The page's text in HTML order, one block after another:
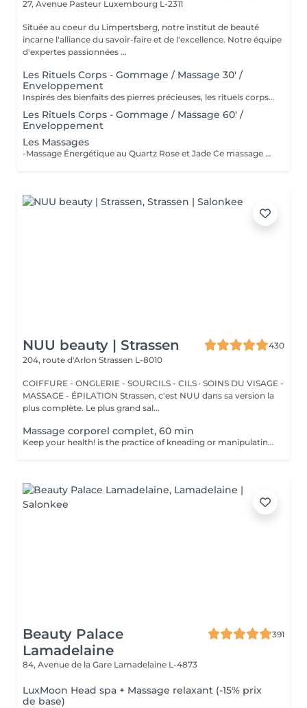
27, Avenue Pasteur Luxembourg L-2311
Située au coeur du Limpertsberg, notre institut de beauté
incarne l'alliance du savoir-faire et de l'excellence. Notre équipe
d'expertes passionnées ...
Les Rituels Corps - Gommage / Massage 30' /
Enveloppement
Inspirés des bienfaits des pierres précieuses, les rituels corps Gemology associent techniques de massage expertes et actifs minéraux pour offrir un moment de détente absolue. Chaque soin est conçu pour rééquilibrer, hydrater, raffermir ou détoxifier la peau, tout en apaisant le corps et l'esprit. Une expérience sensorielle unique, où luxe et efficacité se rencontrent pour révéler l'éclat naturel de votre peau.
Les Rituels Corps - Gommage / Massage 60' /
Enveloppement
Les Massages
-Massage Énergétique au Quartz Rose et Jade Ce massage unique associe la puissance vibratoire des pierres précieuses à des manuvres profondes et relaxantes. Grâce au quartz rose et au jade, il rééquilibre les énergies, relâche les tensions et réveille l'éclat intérieur. Un véritable soin holistique, pour le corps et l'esprit. -Massage Ressourçant Future Maman Spécialement conçu pour accompagner la femme enceinte en douceur, ce massage soulage les tensions, améliore la circulation et procure une profonde sensation de bien-être. Réalisé avec des mouvements enveloppants et des produits adaptés, il offre un moment précieux de connexion avec soi et avec bébé.
NUU beauty | Strassen
430
204, route d'Arlon Strassen L-8010
COIFFURE - ONGLERIE - SOURCILS - CILS · SOINS DU VISAGE -
MASSAGE - ÉPILATION Strassen, c'est NUU dans sa version la
plus complète. Le plus grand sal...
Massage corporel complet, 60 min
Keep your health! is the practice of kneading or manipulating a person's muscles and other soft-tissue in order to reduce stress, reduce muscle pain, increase relaxation and improve the work of the immune system. Age restrictions: there are no age restrictions for this procedure. Post procedure recommendations: do not do sport and any sharp movements 2-3 hours after the procedure. Frequency: 1-2 times per week, 10 times in total. Repeat once in 3-6 months.
Beauty Palace
Lamadelaine
391
84, Avenue de la Gare Lamadelaine L-4873
LuxMoon Head spa + Massage relaxant (-15% prix
de base)